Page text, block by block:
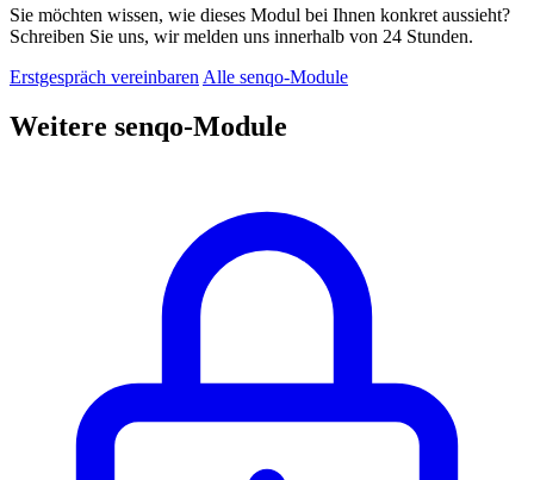
Sie möchten wissen, wie dieses Modul bei Ihnen konkret aussieht?
Schreiben Sie uns, wir melden uns innerhalb von 24 Stunden.
Erstgespräch vereinbaren Alle senqo-Module
Weitere senqo-Module